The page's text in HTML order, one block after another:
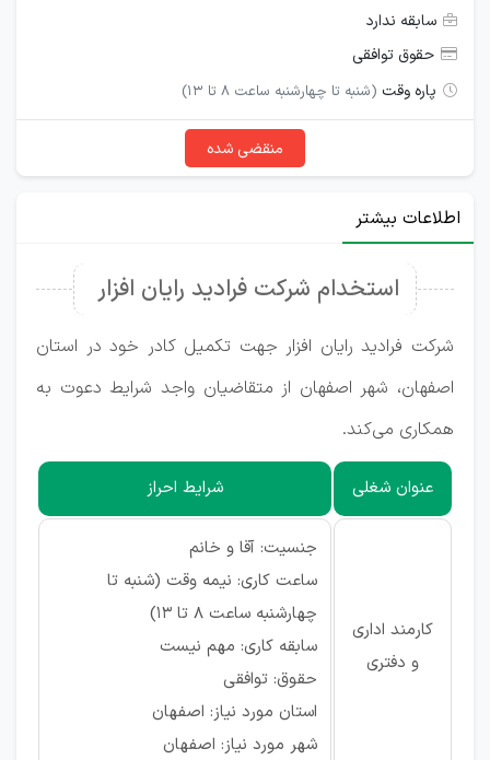
سابقه ندارد
حقوق توافقی
پاره وقت (شنبه تا چهارشنبه ساعت 8 تا 13)
منقضی شده
اطلاعات بیشتر
استخدام شرکت فرادید رایان افزار
شرکت فرادید رایان افزار جهت تکمیل کادر خود در استان
اصفهان، شهر اصفهان از متقاضیان واجد شرایط دعوت به
همکاری می‌کند.
عنوان شغلی شرایط احراز
کارمند اداری
و دفتری
جنسیت: آقا و خانم
ساعت کاری: نیمه وقت (شنبه تا
چهارشنبه ساعت 8 تا 13)
سابقه کاری: مهم نیست
حقوق: توافقی
استان مورد نیاز: اصفهان
شهر مورد نیاز: اصفهان